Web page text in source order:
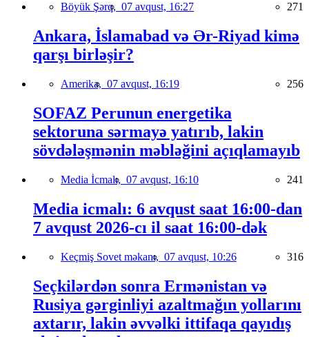
Böyük Şərq, 07 avqust, 16:27 271
Ankara, İslamabad və Ər-Riyad kimə
qarşı birləşir?
Amerika, 07 avqust, 16:19 256
SOFAZ Perunun energetika
sektoruna sərmayə yatırıb, lakin
sövdələşmənin məbləğini açıqlamayıb
Media İcmalı, 07 avqust, 16:10 241
Media icmalı: 6 avqust saat 16:00-dan
7 avqust 2026-cı il saat 16:00-dək
Keçmiş Sovet məkanı, 07 avqust, 10:26 316
Seçkilərdən sonra Ermənistan və
Rusiya gərginliyi azaltmağın yollarını
axtarır, lakin əvvəlki ittifaqa qayıdış